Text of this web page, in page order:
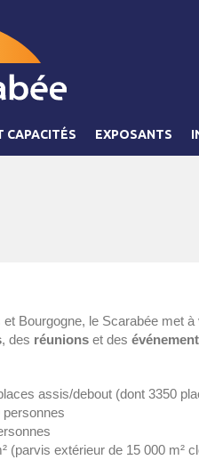
CAPACITÉS EXPOSANTS
Bourgogne, le Scarabée met
, des réunionset des
assis/debout (dont 3350
(parvis extérieur de 15 000 m²